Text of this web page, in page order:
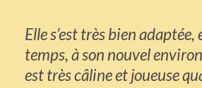
Elle s’est très bien adaptée,
temps, à son nouvel
est très câline et joueuse